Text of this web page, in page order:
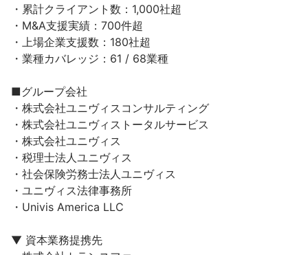
・累計クライアント数：1,000社超
・M&A支援実績：700件超
・上場企業支援数：180社超
・業種カバレッジ：61 / 68業種
■グループ会社
・株式会社ユニヴィスコンサルティング
・株式会社ユニヴィストータルサービス
・株式会社ユニヴィス
・税理士法人ユニヴィス
・社会保険労務士法人ユニヴィス
・ユニヴィス法律事務所
・Univis America LLC
▼ 資本業務提携先